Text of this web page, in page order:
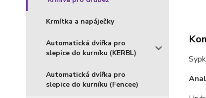
Krmítka a napáječky
Automatická dvířka pro
slepice do kurníku (KERBL)
Automatická dvířka pro
slepice do kurníku (Fencee)